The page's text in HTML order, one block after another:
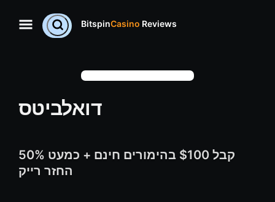
BitspinCasino Reviews
דואלביטס
קבל $100 בהימורים חינם + כמעט 50%
החזר רייק